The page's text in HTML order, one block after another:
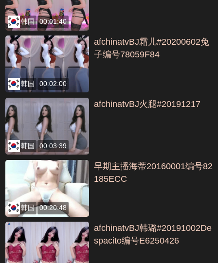
韩国 00:01:40
韩国 00:02:00
afchinatvBJ霜儿#20200602兔
子编号78059F84
韩国 00:03:39
afchinatvBJ火腿#20191217
韩国 00:20:48
早期主播海蒂20160001编号82
185ECC
afchinatvBJ韩璐#20191002De
spacito编号E6250426